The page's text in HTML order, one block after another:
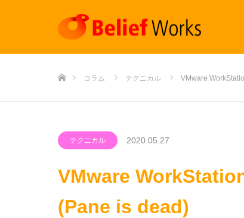
コラム テクニカル VMware
テクニカル 2020.05.27
VMware
(Pane is dead)